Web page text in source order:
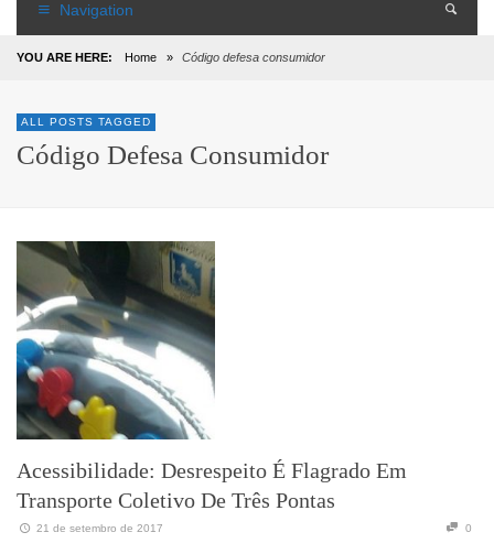
Navigation
YOU ARE HERE: Home » Código defesa consumidor
ALL POSTS TAGGED
Código Defesa Consumidor
Acessibilidade: Desrespeito É Flagrado Em
Transporte Coletivo De Três Pontas
21 de setembro de 2017 0